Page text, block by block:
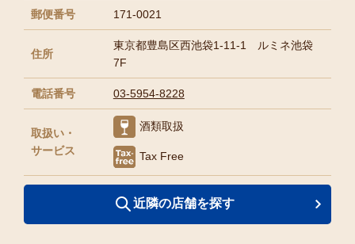
郵便番号 171-0021
住所
東京都豊島区西池袋1-11-1 ルミネ池袋
7F
電話番号 03-5954-8228
取扱い・
サービス
酒類取扱
Tax Free